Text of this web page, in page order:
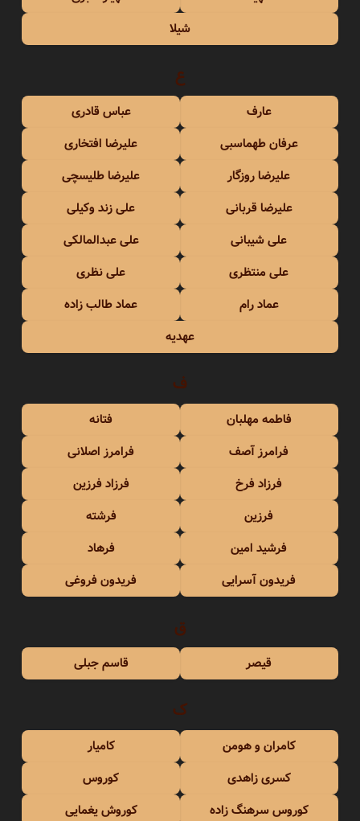
شیلا
ع
عارف
عباس قادری
عرفان طهماسبی
علیرضا افتخاری
علیرضا روزگار
علیرضا طلیسچی
علیرضا قربانی
علی زند وکیلی
علی شیبانی
علی عبدالمالکی
علی منتظری
علی نظری
عماد رام
عماد طالب زاده
عهدیه
ف
فاطمه مهلبان
فتانه
فرامرز آصف
فرامرز اصلانی
فرزاد فرخ
فرزاد فرزین
فرزین
فرشته
فرشید امین
فرهاد
فریدون آسرایی
فریدون فروغی
ق
قیصر قاسم جبلی
ک
کامران و هومن
کامیار
کسری زاهدی
کوروس
کوروس سرهنگ زاده
کوروش یغمایی